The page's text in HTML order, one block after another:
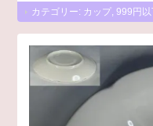
カテゴリー: カップ ,999円以